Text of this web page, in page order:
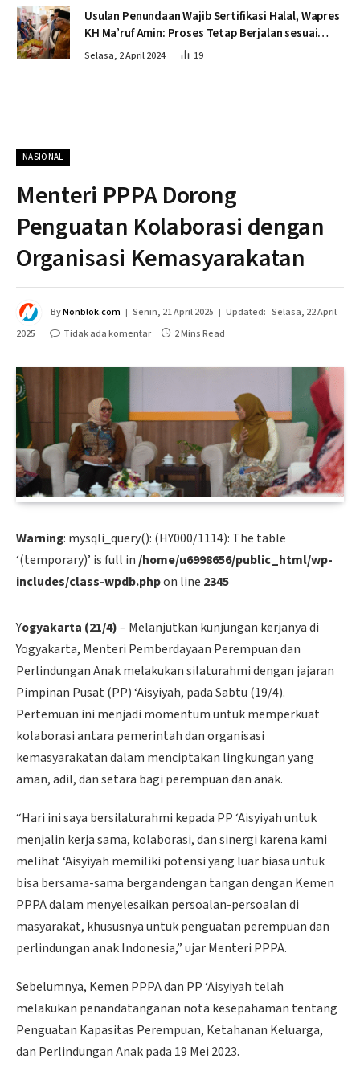
Usulan Penundaan Wajib Sertifikasi Halal, Wapres
KH Ma’ruf Amin: Proses Tetap Berjalan sesuai
Penahapan
Selasa, 2 April 2024 19
NASIONAL
Menteri PPPA Dorong
Penguatan Kolaborasi dengan
Organisasi Kemasyarakatan
ByNonblok.com Senin, 21 April 2025 Updated: Selasa, 22 April
2025
Tidak ada komentar 2 Mins Read
Warning: mysqli_query(): (HY000/1114): The table
‘(temporary)’ is full in/home/u6998656/public_html/wp-
includes/class-wpdb.phpon line 2345
Yogyakarta (21/4)– Melanjutkan kunjungan kerjanya di
Yogyakarta, Menteri Pemberdayaan Perempuan dan
Perlindungan Anak melakukan silaturahmi dengan jajaran
Pimpinan Pusat (PP) ‘Aisyiyah, pada Sabtu (19/4).
Pertemuan ini menjadi momentum untuk memperkuat
kolaborasi antara pemerintah dan organisasi
kemasyarakatan dalam menciptakan lingkungan yang
aman, adil, dan setara bagi perempuan dan anak.
“Hari ini saya bersilaturahmi kepada PP ‘Aisyiyah untuk
menjalin kerja sama, kolaborasi, dan sinergi karena kami
melihat ‘Aisyiyah memiliki potensi yang luar biasa untuk
bisa bersama-sama bergandengan tangan dengan Kemen
PPPA dalam menyelesaikan persoalan-persoalan di
masyarakat, khususnya untuk penguatan perempuan dan
perlindungan anak Indonesia,” ujar Menteri PPPA.
Sebelumnya, Kemen PPPA dan PP ‘Aisyiyah telah
melakukan penandatanganan nota kesepahaman tentang
Penguatan Kapasitas Perempuan, Ketahanan Keluarga,
dan Perlindungan Anak pada 19 Mei 2023.